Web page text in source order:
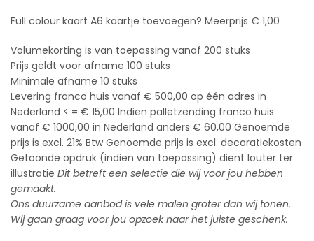
Full colour kaart A6 kaartje toevoegen? Meerprijs € 1,00
Volumekorting is van toepassing vanaf 200 stuks
Prijs geldt voor afname 100 stuks
Minimale afname 10 stuks
Levering franco huis vanaf € 500,00 op één adres in
Nederland < = € 15,00 Indien palletzending franco huis
vanaf € 1000,00 in Nederland anders € 60,00 Genoemde
prijs is excl. 21% Btw Genoemde prijs is excl. decoratiekosten
Getoonde opdruk (indien van toepassing) dient louter ter
illustratie Dit betreft een selectie die wij voor jou hebben
gemaakt.
Ons duurzame aanbod is vele malen groter dan wij tonen.
Wij gaan graag voor jou opzoek naar het juiste geschenk.